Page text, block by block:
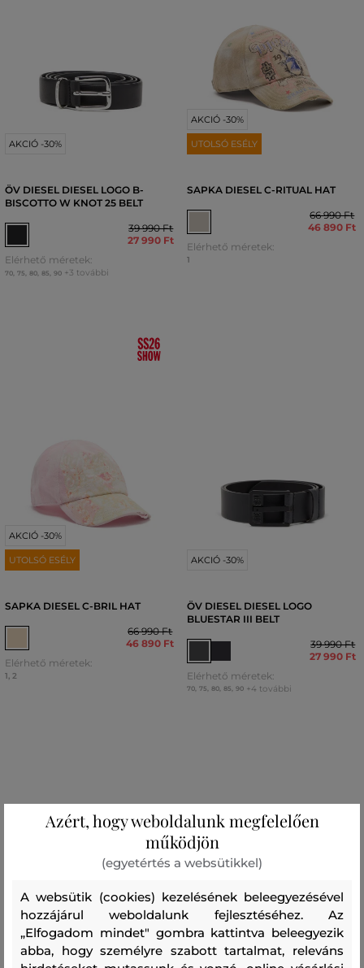
AKCIÓ -30%
ÖV DIESEL DIESEL LOGO B-
BISCOTTO W KNOT 25 BELT
39 990 Ft
27 990 Ft
Elérhető méretek:
70, 75 80, 85 90 +3 további
AKCIÓ -30%
UTOLSÓ ESÉLY
SAPKA DIESEL C-RITUAL HAT
66 990 Ft
46 890 Ft
Elérhető méretek:
1
AKCIÓ -30%
UTOLSÓ ESÉLY
SAPKA DIESEL C-BRIL HAT
66 990 Ft
46 890 Ft
Elérhető méretek:
1 2
AKCIÓ -30%
ÖV DIESEL DIESEL LOGO
BLUESTAR III BELT
39 990 Ft
27 990 Ft
Elérhető méretek:
70, 75, 80, 85, 90 +4 további
Azért, hogy weboldalunk megfelelően
működjön
(egyetértés a websütikkel)
A websütik (cookies) kezelésének beleegyezésével
hozzájárul weboldalunk fejlesztéséhez. Az
„Elfogadom mindet" gombra kattintva beleegyezik
abba, hogy személyre szabott tartalmat, releváns